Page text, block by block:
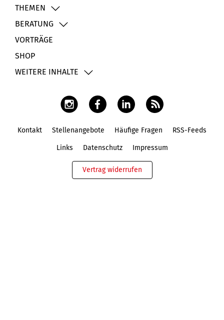
THEMEN
BERATUNG
VORTRÄGE
SHOP
WEITERE INHALTE
Kontakt Stellenangebote Häufige Fragen RSS-Feeds
Links Datenschutz Impressum
Vertrag widerrufen